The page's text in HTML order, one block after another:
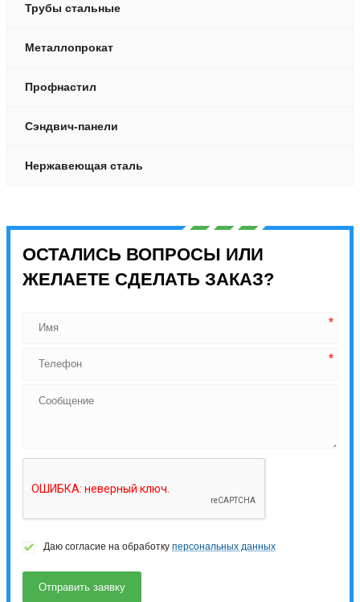
Трубы стальные
Металлопрокат
Профнастил
Сэндвич-панели
Нержавеющая сталь
ОСТАЛИСЬ ВОПРОСЫ ИЛИ
ЖЕЛАЕТЕ СДЕЛАТЬ ЗАКАЗ?
Даю согласие на обработку персональных данных